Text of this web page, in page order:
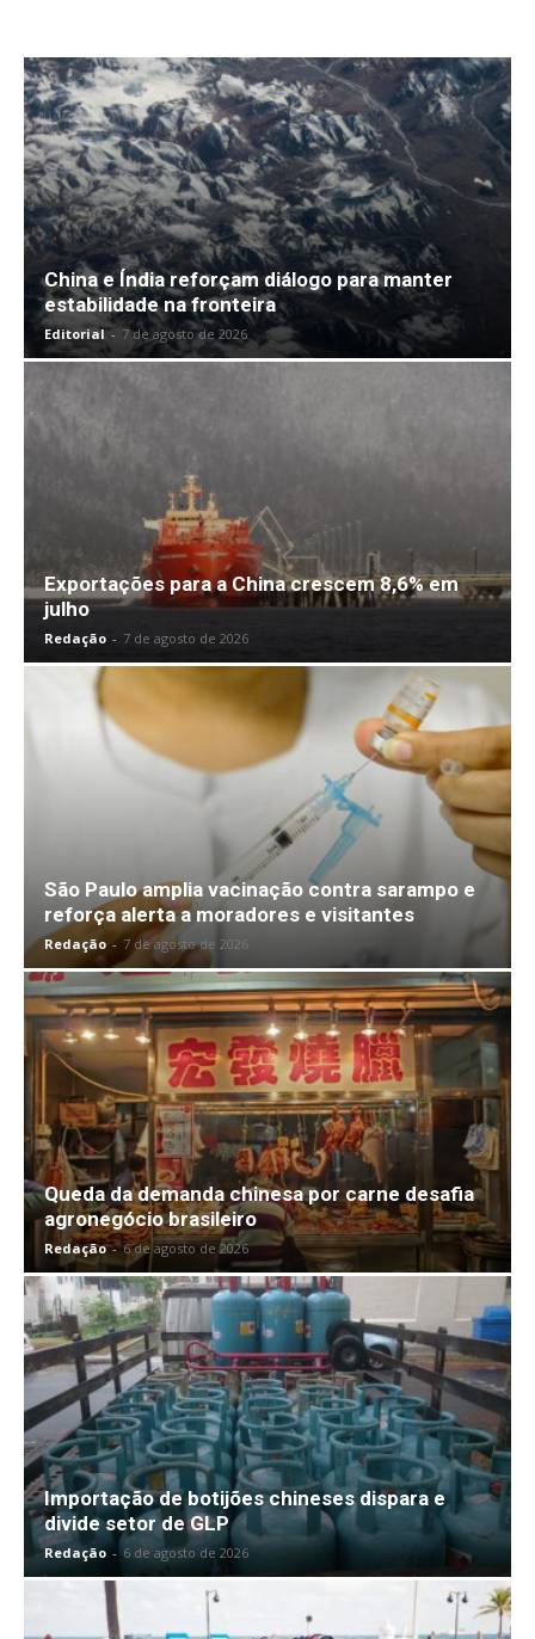
China e Índia reforçam diálogo para manter
estabilidade na fronteira
Editorial - 7 de agosto de 2026
Exportações para a China crescem 8,6% em
julho
Redação - 7 de agosto de 2026
São Paulo amplia vacinação contra sarampo e
reforça alerta a moradores e visitantes
Redação - 7 de agosto de 2026
Queda da demanda chinesa por carne desafia
agronegócio brasileiro
Redação - 6 de agosto de 2026
Importação de botijões chineses dispara e
divide setor de GLP
Redação - 6 de agosto de 2026